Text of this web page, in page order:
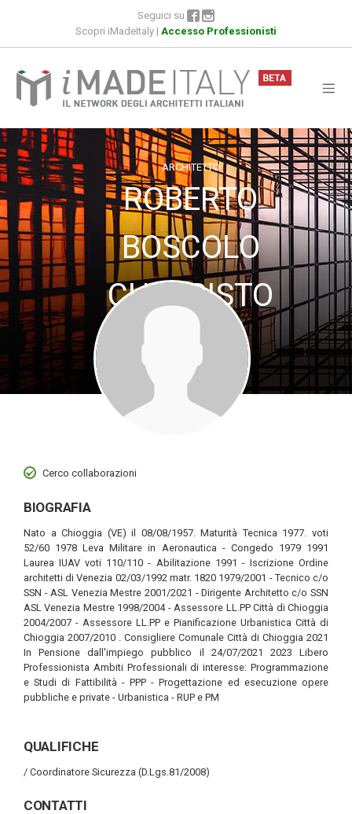
Seguici su
Scopri iMadeItaly | Accesso Professionisti
ARCHITETTO
ROBERTO
BOSCOLO
CHIO BISTO
Cerco collaborazioni
BIOGRAFIA
Nato a Chioggia (VE) il 08/08/1957. Maturità Tecnica 1977. voti
52/60 1978 Leva Militare in Aeronautica - Congedo 1979 1991
Laurea IUAV voti 110/110 - Abilitazione 1991 - Iscrizione Ordine
architetti di Venezia 02/03/1992 matr. 1820 1979/2001 - Tecnico c/o
SSN - ASL Venezia Mestre 2001/2021 - Dirigente Architetto c/o SSN
ASL Venezia Mestre 1998/2004 - Assessore LL.PP Città di Chioggia
2004/2007 - Assessore LL.PP e Pianificazione Urbanistica Città di
Chioggia 2007/2010 . Consigliere Comunale Città di Chioggia 2021
In Pensione dall'impiego pubblico il 24/07/2021 2023 Libero
Professionista Ambiti Professionali di interesse: Programmazione
e Studi di Fattibilità - PPP - Progettazione ed esecuzione opere
pubbliche e private - Urbanistica - RUP e PM
QUALIFICHE
/ Coordinatore Sicurezza (D.Lgs.81/2008)
CONTATTI